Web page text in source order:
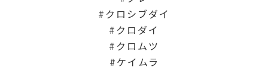
クロシブダイ
クロダイ
クロムツ
ケイムラ